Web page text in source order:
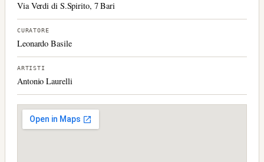
Via Verdi di S.Spirito, 7 Bari
CURATORE
Leonardo Basile
ARTISTI
Antonio Laurelli